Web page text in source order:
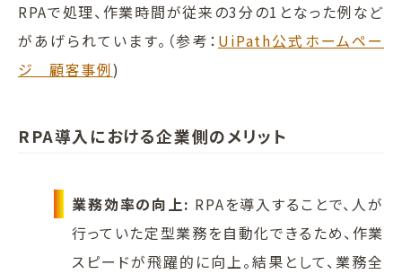
RPAで処理、作業時間が従来の3分の1となった例など
があげられています。（参考： UiPath公式ホームペー
ジ 顧客事例)
RPA導入における企業側のメリット
業務効率の向上: RPAを導入することで、人が
行っていた定型業務を自動化できるため、作業
スピードが飛躍的に向上。結果として、業務全